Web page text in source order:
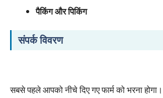
पैकिंग और पिकिंग
संपर्क विवरण
सबसे पहले आपको नीचे दिए गए फार्म को भरना